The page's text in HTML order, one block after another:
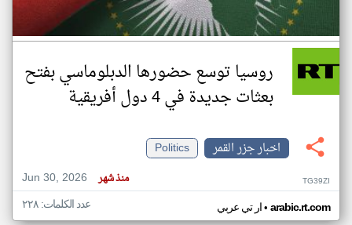
روسيا توسع حضورها الدبلوماسي بفتح
بعثات جديدة في 4 دول أفريقية
اخبار جزر القمر
Politics
Jun 30, 2026
منذ شهر TG39ZI
ار تي عربي• arabic.rt.com عدد الكلمات: ٢٢٨